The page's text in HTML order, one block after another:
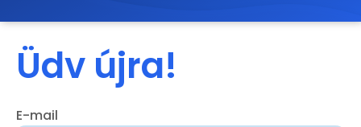
Üdv újra!
E-mail